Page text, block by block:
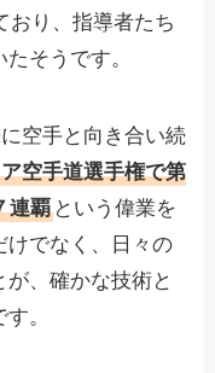
おり、指導者たち
そうです。
空手と向き合い続
空手道選手権で第
連覇 という偉業を
けでなく、日々の
、確かな技術と
。